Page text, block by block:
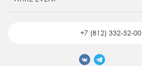
+7 (812) 332-52-00